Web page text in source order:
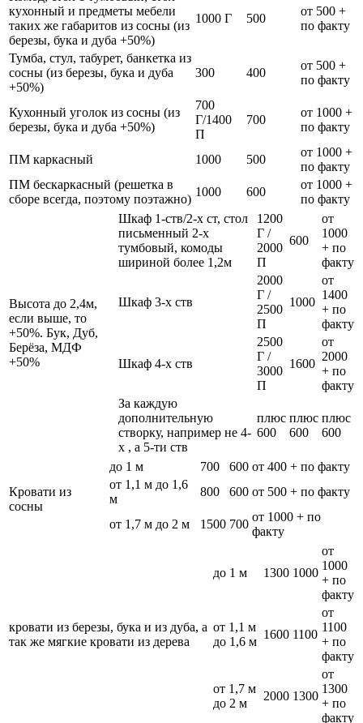
кухонный и предметы мебели
таких же габаритов из сосны (из
березы, бука и дуба +50%)
1000 Г 500
от 500 +
по факту
Тумба, стул, табурет, банкетка из
сосны (из березы, бука и дуба
+50%)
300 400
от 500 +
по факту
Кухонный уголок из сосны (из
березы, бука и дуба +50%)
700
Г/1400
П
700
от 1000 +
по факту
ПМ каркасный 1000 500
от 1000 +
по факту
ПМ бескаркасный (решетка в
сборе всегда, поэтому поэтажно)
1000 600
от 1000 +
по факту
Высота до 2,4м,
если выше, то
+50%. Бук, Дуб,
Берёза, МДФ
+50%
Шкаф 1-ств/2-х ст, стол
письменный 2-х
тумбовый, комоды
шириной более 1,2м
1200
Г /
2000
П
600
от
1000
+ по
факту
Шкаф 3-х ств
2000
Г /
2500
П
1000
от
1400
+ по
факту
Шкаф 4-х ств
2500
Г /
3000
П
1600
от
2000
+ по
факту
За каждую
дополнительную
створку, например не 4-
х , а 5-ти ств
плюс
600
плюс
600
плюс
600
Кровати из
сосны
до 1 м 700 600 от 400 + по факту
от 1,1 м до 1,6
м
800 600 от 500 + по факту
от 1,7 м до 2 м 1500 700
от 1000 + по
факту
кровати из березы, бука и из дуба, а
так же мягкие кровати из дерева
до 1 м 1300 1000
от
1000
+ по
факту
от 1,1 м
до 1,6 м
1600 1100
от
1100
+ по
факту
от 1,7 м
до 2 м
2000 1300
от
1300
+ по
факту